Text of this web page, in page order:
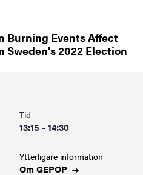
Burning Events Affect
Sweden's 2022 Election
Tid
13:15 - 14:30
Ytterligare information
OmGEPOP